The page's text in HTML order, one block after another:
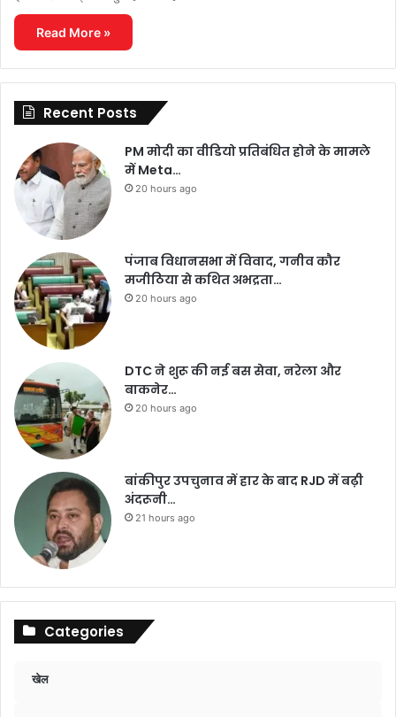
Read More »
Recent Posts
PM मोदी का वीडियो प्रतिबंधित होने के मामले
में Meta…
20 hours ago
पंजाब विधानसभा में विवाद, गनीव कौर
मजीठिया से कथित अभद्रता…
20 hours ago
DTC ने शुरू की नई बस सेवा, नरेला और
बाकनेर…
20 hours ago
बांकीपुर उपचुनाव में हार के बाद RJD में बढ़ी
अंदरूनी…
21 hours ago
Categories
खेल